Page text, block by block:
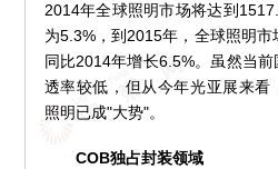
2014年全球照明市场将达到
为5.3%，到2015年，全球照明市
同比2014年增长6.5%。虽然当
透率较低，但从今年光亚展来看
照明已成"大势"。
COB独占封装领域